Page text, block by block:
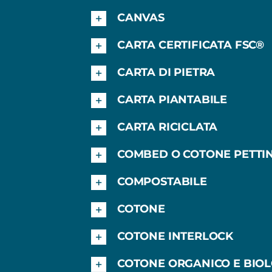
CANVAS
CARTA CERTIFICATA FSC®
CARTA DI PIETRA
CARTA PIANTABILE
CARTA RICICLATA
COMBED O COTONE
COMPOSTABILE
COTONE
COTONE INTERLOCK
COTONE ORGANICO E